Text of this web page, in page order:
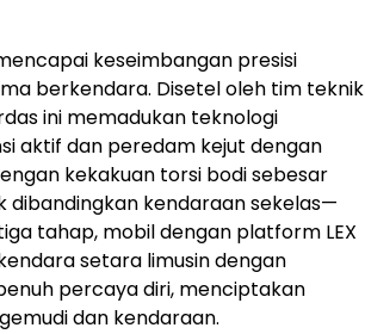
keseimbangan presisi
berkendara. Disetel oleh tim teknik
ini memadukan teknologi
aktif dan peredam kejut dengan
kekakuan torsi bodi sebesar
dibandingkan kendaraan sekelas—
tahap, mobil dengan platform LEX
setara limusin dengan
percaya diri, menciptakan
dan kendaraan.